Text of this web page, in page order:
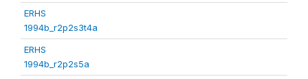
ERHS
1994b_r2p2s3t4a
ERHS
1994b_r2p2s5a